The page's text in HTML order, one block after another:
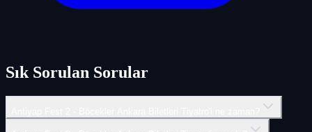
Sık Sorulan Sorular